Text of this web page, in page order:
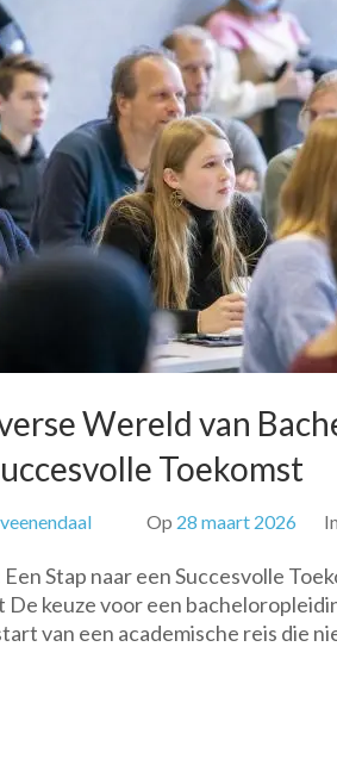
Wereld van
Toekomst
Op 28 maart 2026 In
Stap naar een Succesvolle
De keuze voor een
van een academische reis die